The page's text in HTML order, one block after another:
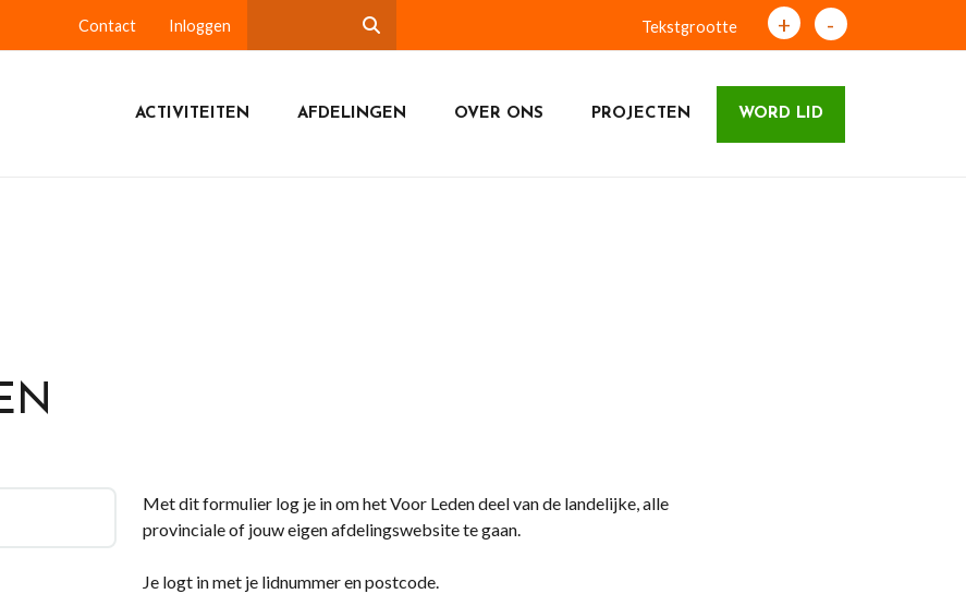
Contact Inloggen Tekstgrootte + -
ACTIVITEITEN AFDELINGEN OVER ONS PROJECTEN WORD LID
Met dit formulier log je in om het Voor Leden deel van de landelijke, alle
provinciale of jouw eigen afdelingswebsite te gaan.
Je logt in met je lidnummer en postcode.